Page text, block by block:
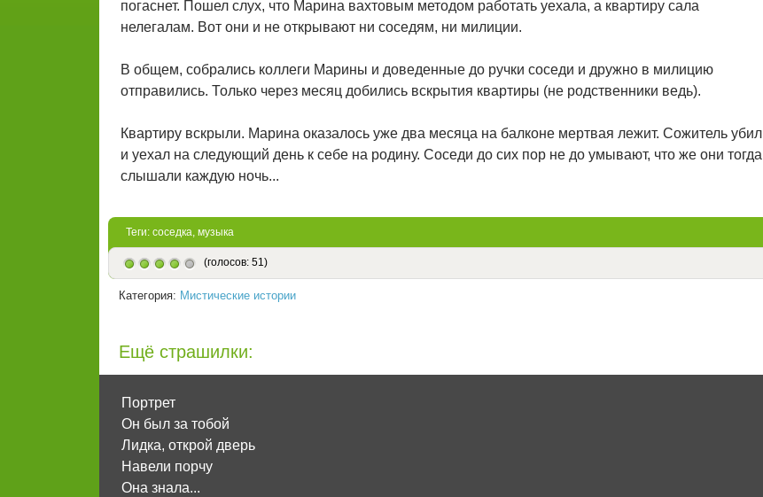
погаснет. Пошел слух, что Марина вахтовым методом работать уехала, а квартиру сала
нелегалам. Вот они и не открывают ни соседям, ни милиции.
В общем, собрались коллеги Марины и доведенные до ручки соседи и дружно в милицию
отправились. Только через месяц добились вскрытия квартиры (не родственники ведь).
Квартиру вскрыли. Марина оказалось уже два месяца на балконе мертвая лежит. Сожитель убил
и уехал на следующий день к себе на родину. Соседи до сих пор не до умывают, что же они тогда
слышали каждую ночь...
Теги: соседка, музыка
(голосов: 51)
Категория: Мистические истории
Ещё страшилки:
Портрет
Он был за тобой
Лидка, открой дверь
Навели порчу
Она знала...